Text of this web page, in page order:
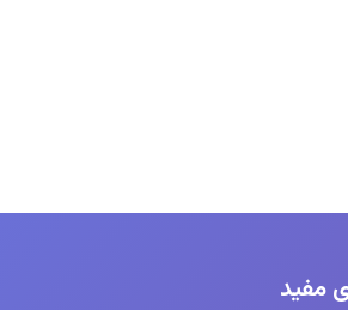
مفید